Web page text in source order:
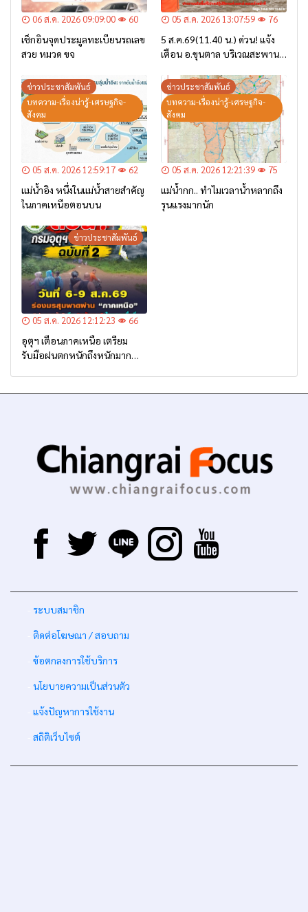
06 ส.ค. 2026 09:09:00 60
เช็กอินจุดประมูลทะเบียนรถเลข
สวย หมวด ขจ
05 ส.ค. 2026 13:07:59 76
5 ส.ค.69(11.40 น.) ด่วน! แจ้ง
เตือน อ.ขุนตาล บริเวณสะพาน
– เตรียมการอพยพ”
ข่าวประชาสัมพันธ์
บทความ-เรื่องน่ารู้-เศรษฐกิจ-
สังคม
05 ส.ค. 2026 12:59:17 62
แม่น้ำอิง หนึ่งในแม่น้ำสายสำคัญ
ในภาคเหนือตอนบน
ข่าวประชาสัมพันธ์
บทความ-เรื่องน่ารู้-เศรษฐกิจ-
สังคม
05 ส.ค. 2026 12:21:39 75
แม่น้ำกก.. ทำไมเวลาน้ำหลากถึง
รุนแรงมากนัก
ข่าวประชาสัมพันธ์
05 ส.ค. 2026 12:12:23 66
อุตุฯ เตือนภาคเหนือ เตรียม
รับมือฝนตกหนักถึงหนักมาก
ระบบสมาชิก
ติดต่อโฆษณา / สอบถาม
ข้อตกลงการใช้บริการ
นโยบายความเป็นส่วนตัว
แจ้งปัญหาการใช้งาน
สถิติเว็บไซต์